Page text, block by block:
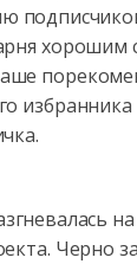
хорошим
Черно